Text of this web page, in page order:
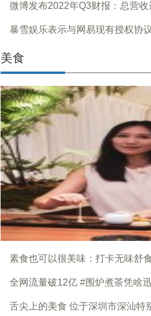
微博发布2022年Q3财报：总营
暴雪娱乐表示与网易现有授权协
美食
素食也可以很美味：打卡无味舒
全网流量破12亿 #围炉煮茶凭啥
舌尖上的美食 位于深圳市深汕特